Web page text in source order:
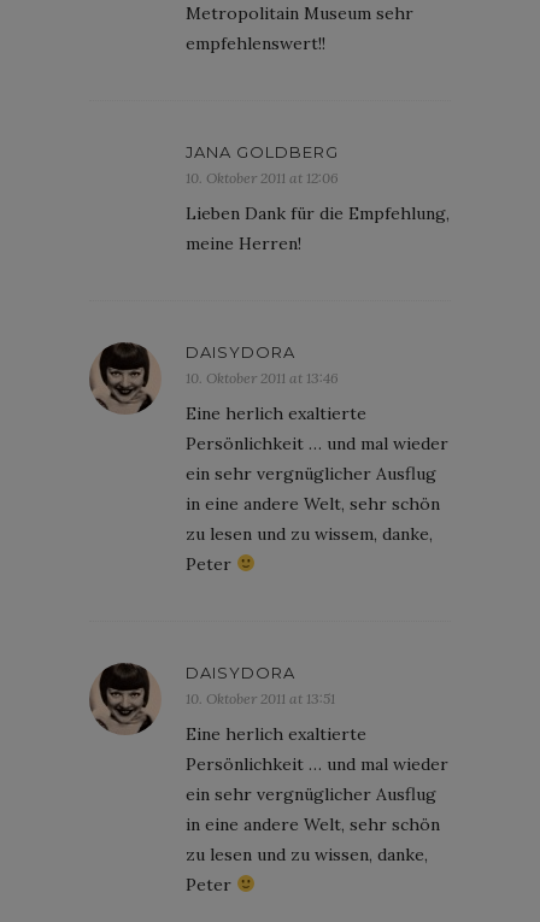
Metropolitain Museum sehr
empfehlenswert!!
JANA GOLDBERG
10. Oktober 2011 at 12:06
Lieben Dank für die Empfehlung,
meine Herren!
DAISYDORA
10. Oktober 2011 at 13:46
Eine herlich exaltierte
Persönlichkeit … und mal wieder
ein sehr vergnüglicher Ausflug
in eine andere Welt, sehr schön
zu lesen und zu wissem, danke,
Peter
DAISYDORA
10. Oktober 2011 at 13:51
Eine herlich exaltierte
Persönlichkeit … und mal wieder
ein sehr vergnüglicher Ausflug
in eine andere Welt, sehr schön
zu lesen und zu wissen, danke,
Peter